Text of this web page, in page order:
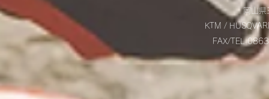
岡山
KTM /
FAX/TEL